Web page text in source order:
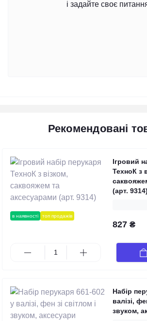
і задайте своє
Рекомендовані
в наявності топ продажів
Ігровий
ТехноК з
(арт. 9314)
827 ₴
Набір
валізі,
звуком,